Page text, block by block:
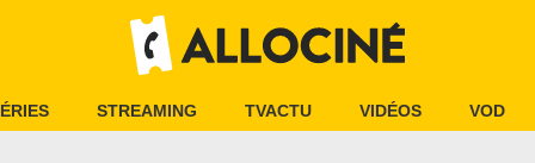
STREAMING TVACTU VIDÉOS VOD